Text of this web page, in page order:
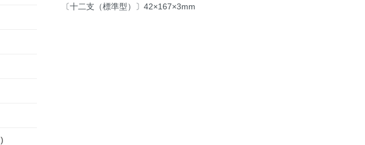
〔十二支（標準型）〕42×167×3mm